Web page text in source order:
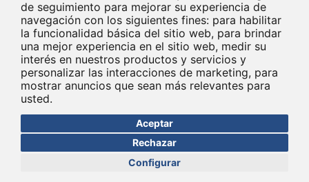
de seguimiento para mejorar su experiencia de
navegación con los siguientes fines: para habilitar
la funcionalidad básica del sitio web, para brindar
una mejor experiencia en el sitio web, medir su
interés en nuestros productos y servicios y
personalizar las interacciones de marketing, para
mostrar anuncios que sean más relevantes para
usted.
Aceptar
Rechazar
Configurar
Spineway diseña y suministra innovadores implantes e instrumentales
para la columna vertebral, mejorando la cirugía de la columna vertebral
en todo el mundo desde hace 20 años.
© Copyright 2026 - Todos los derechos reservados Spineway
Hecho con
por ASB DIGITAL